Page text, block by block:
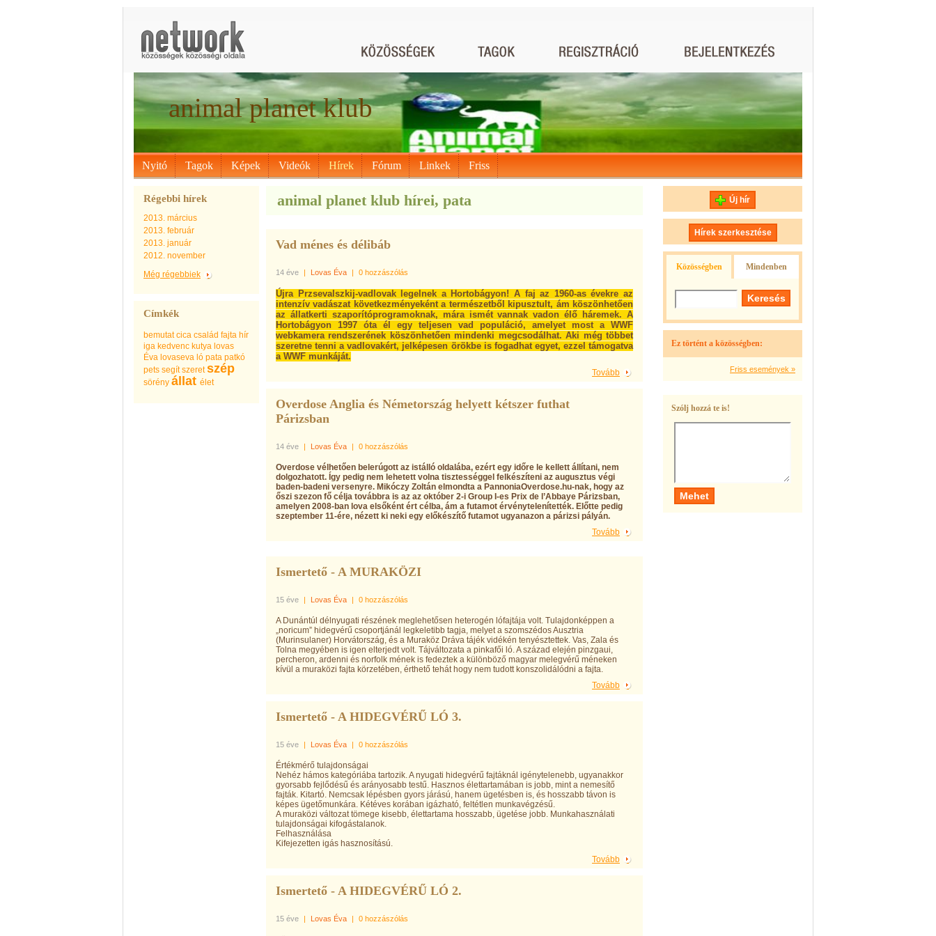
animal planet klub
Nyitó Tagok Képek Videók Hírek Fórum Linkek Friss
Régebbi hírek
2013. március
2013. február
2013. január
2012. november
Még régebbiek
Címkék
bemutat cica család fajta hír
iga kedvenc kutya lovas
Éva lovaseva ló pata patkó
pets segít szeret szép
sörény állat élet
animal planet klub hírei, pata
Vad ménes és délibáb
14 éve | Lovas Éva | 0 hozzászólás
Újra Przsevalszkij-vadlovak legelnek a Hortobágyon! A faj az 1960-as évekre az
intenzív vadászat következményeként a természetből kipusztult, ám köszönhetően
az állatkerti szaporítóprogramoknak, mára ismét vannak vadon élő háremek. A
Hortobágyon 1997 óta él egy teljesen vad populáció, amelyet most a WWF
webkamera rendszerének köszönhetően mindenki megcsodálhat. Aki még többet
szeretne tenni a vadlovakért, jelképesen örökbe is fogadhat egyet, ezzel támogatva
a WWF munkáját.
Tovább
Overdose Anglia és Németország helyett kétszer futhat
Párizsban
14 éve | Lovas Éva | 0 hozzászólás
Overdose vélhetően belerúgott az istálló oldalába, ezért egy időre le kellett állítani, nem
dolgozhatott. Így pedig nem lehetett volna tisztességgel felkészíteni az augusztus végi
baden-badeni versenyre. Mikóczy Zoltán elmondta a PannoniaOverdose.hu-nak, hogy az
őszi szezon fő célja továbbra is az az október 2-i Group I-es Prix de l’Abbaye Párizsban,
amelyen 2008-ban lova elsőként ért célba, ám a futamot érvénytelenítették. Előtte pedig
szeptember 11-ére, nézett ki neki egy előkészítő futamot ugyanazon a párizsi pályán.
Tovább
Ismertető - A MURAKÖZI
15 éve | Lovas Éva | 0 hozzászólás
A Dunántúl délnyugati részének meglehetősen heterogén lófajtája volt. Tulajdonképpen a
„noricum” hidegvérű csoportjánál legkeletibb tagja, melyet a szomszédos Ausztria
(Murinsulaner) Horvátország, és a Muraköz Dráva tájék vidékén tenyésztettek. Vas, Zala és
Tolna megyében is igen elterjedt volt. Tájváltozata a pinkafői ló. A század elején pinzgaui,
percheron, ardenni és norfolk mének is fedeztek a különböző magyar melegvérű méneken
kívül a muraközi fajta körzetében, érthető tehát hogy nem tudott konszolidálódni a fajta.
Tovább
Ismertető - A HIDEGVÉRŰ LÓ 3.
15 éve | Lovas Éva | 0 hozzászólás
Értékmérő tulajdonságai
Nehéz hámos kategóriába tartozik. A nyugati hidegvérű fajtáknál igénytelenebb, ugyanakkor
gyorsabb fejlődésű és arányosabb testű. Hasznos élettartamában is jobb, mint a nemesítő
fajták. Kitartó. Nemcsak lépésben gyors járású, hanem ügetésben is, és hosszabb távon is
képes ügetőmunkára. Kétéves korában igázható, feltétlen munkavégzésű.
A muraközi változat tömege kisebb, élettartama hosszabb, ügetése jobb. Munkahasználati
tulajdonságai kifogástalanok.
Felhasználása
Kifejezetten igás hasznosítású.
Tovább
Ismertető - A HIDEGVÉRŰ LÓ 2.
15 éve | Lovas Éva | 0 hozzászólás
Új hír
Hírek szerkesztése
Közösségben Mindenben
Ez történt a közösségben:
Friss események »
Szólj hozzá te is!